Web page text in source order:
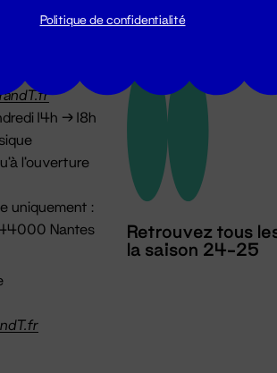
14h → 18h
l'ouverture
uniquement :
Nantes
Retrouvez tous
la saison 24-25
Politique de confidentialité